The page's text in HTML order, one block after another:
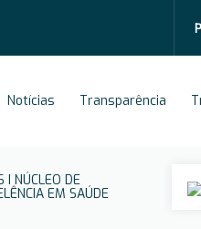
Notícias Transparência
I NÚCLEO DE
EM SAÚDE